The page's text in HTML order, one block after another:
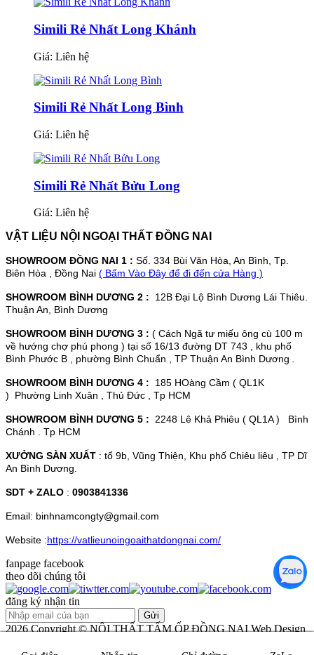
Simili Rẻ Nhất Long Khánh
Giá: Liên hệ
Simili Rẻ Nhất Long Bình
Giá: Liên hệ
Simili Rẻ Nhất Bửu Long
Giá: Liên hệ
VẬT LIỆU NỘI NGOẠI THẤT ĐỒNG NAI
SHOWROOM ĐỒNG NAI 1 : Số. 334 Bùi Văn Hòa, An Bình, Tp.
Biên Hòa , Đồng Nai ( Bấm Vào Đây để đi đến cửa Hàng )
SHOWROOM BÌNH DƯƠNG 2 :
12B Đại Lộ Bình Dương Lái Thiêu.
Thuận An, Bình Dương
SHOWROOM BÌNH DƯƠNG 3 : ( Cách Ngã tư miếu ông cù 100 m
về hướng chợ phú phong ) tại số 16/13 đường DT 743 , khu phố
Bình Phước B , phường Bình Chuẩn , TP Thuận An Bình Dương .
SHOWROOM BÌNH DƯƠNG 4 :
185 HOàng Cầm ( QL1K
) Phường Linh Xuân , Thủ Đức , Tp HCM
SHOWROOM BÌNH DƯƠNG 5 : 2248 Lê Khả Phiêu ( QL1A ) Bình
Chánh . Tp HCM
XƯỞNG SÀN XUẤT : tổ 9b, Vũng Thiện, Khu phố Chiêu liêu , TP Dĩ
An Bình Dương.
SDT + ZALO : 0903841336
Email: binhnamcongty@gmail.com
Website :https://vatlieunoingoaithatdongnai.com/
fanpage facebook
theo dõi chúng tôi
đăng ký nhận tin
2026 Copyright ©NỘI THẤT TẤM ỐP ĐỒNG NAIWeb Design